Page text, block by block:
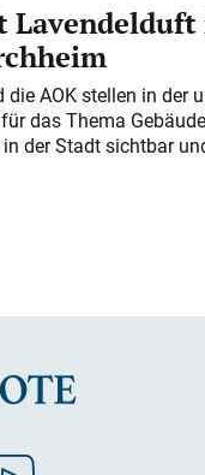
AOK stellen in der
das Thema
der Stadt sichtbar